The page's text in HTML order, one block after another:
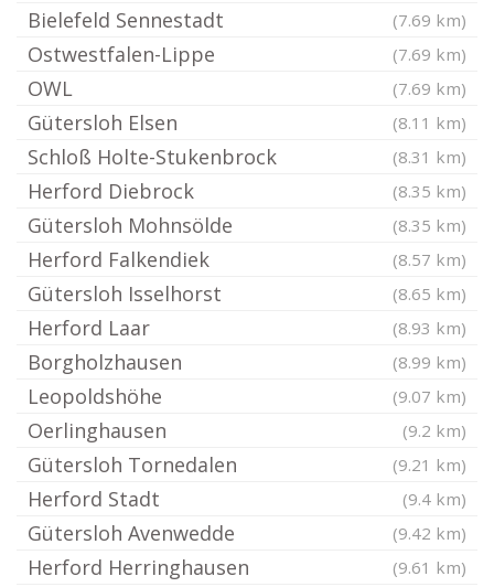
Bielefeld Sennestadt (7.69 km)
Ostwestfalen-Lippe (7.69 km)
OWL (7.69 km)
Gütersloh Elsen (8.11 km)
Schloß Holte-Stukenbrock (8.31 km)
Herford Diebrock (8.35 km)
Gütersloh Mohnsölde (8.35 km)
Herford Falkendiek (8.57 km)
Gütersloh Isselhorst (8.65 km)
Herford Laar (8.93 km)
Borgholzhausen (8.99 km)
Leopoldshöhe (9.07 km)
Oerlinghausen (9.2 km)
Gütersloh Tornedalen (9.21 km)
Herford Stadt (9.4 km)
Gütersloh Avenwedde (9.42 km)
Herford Herringhausen (9.61 km)